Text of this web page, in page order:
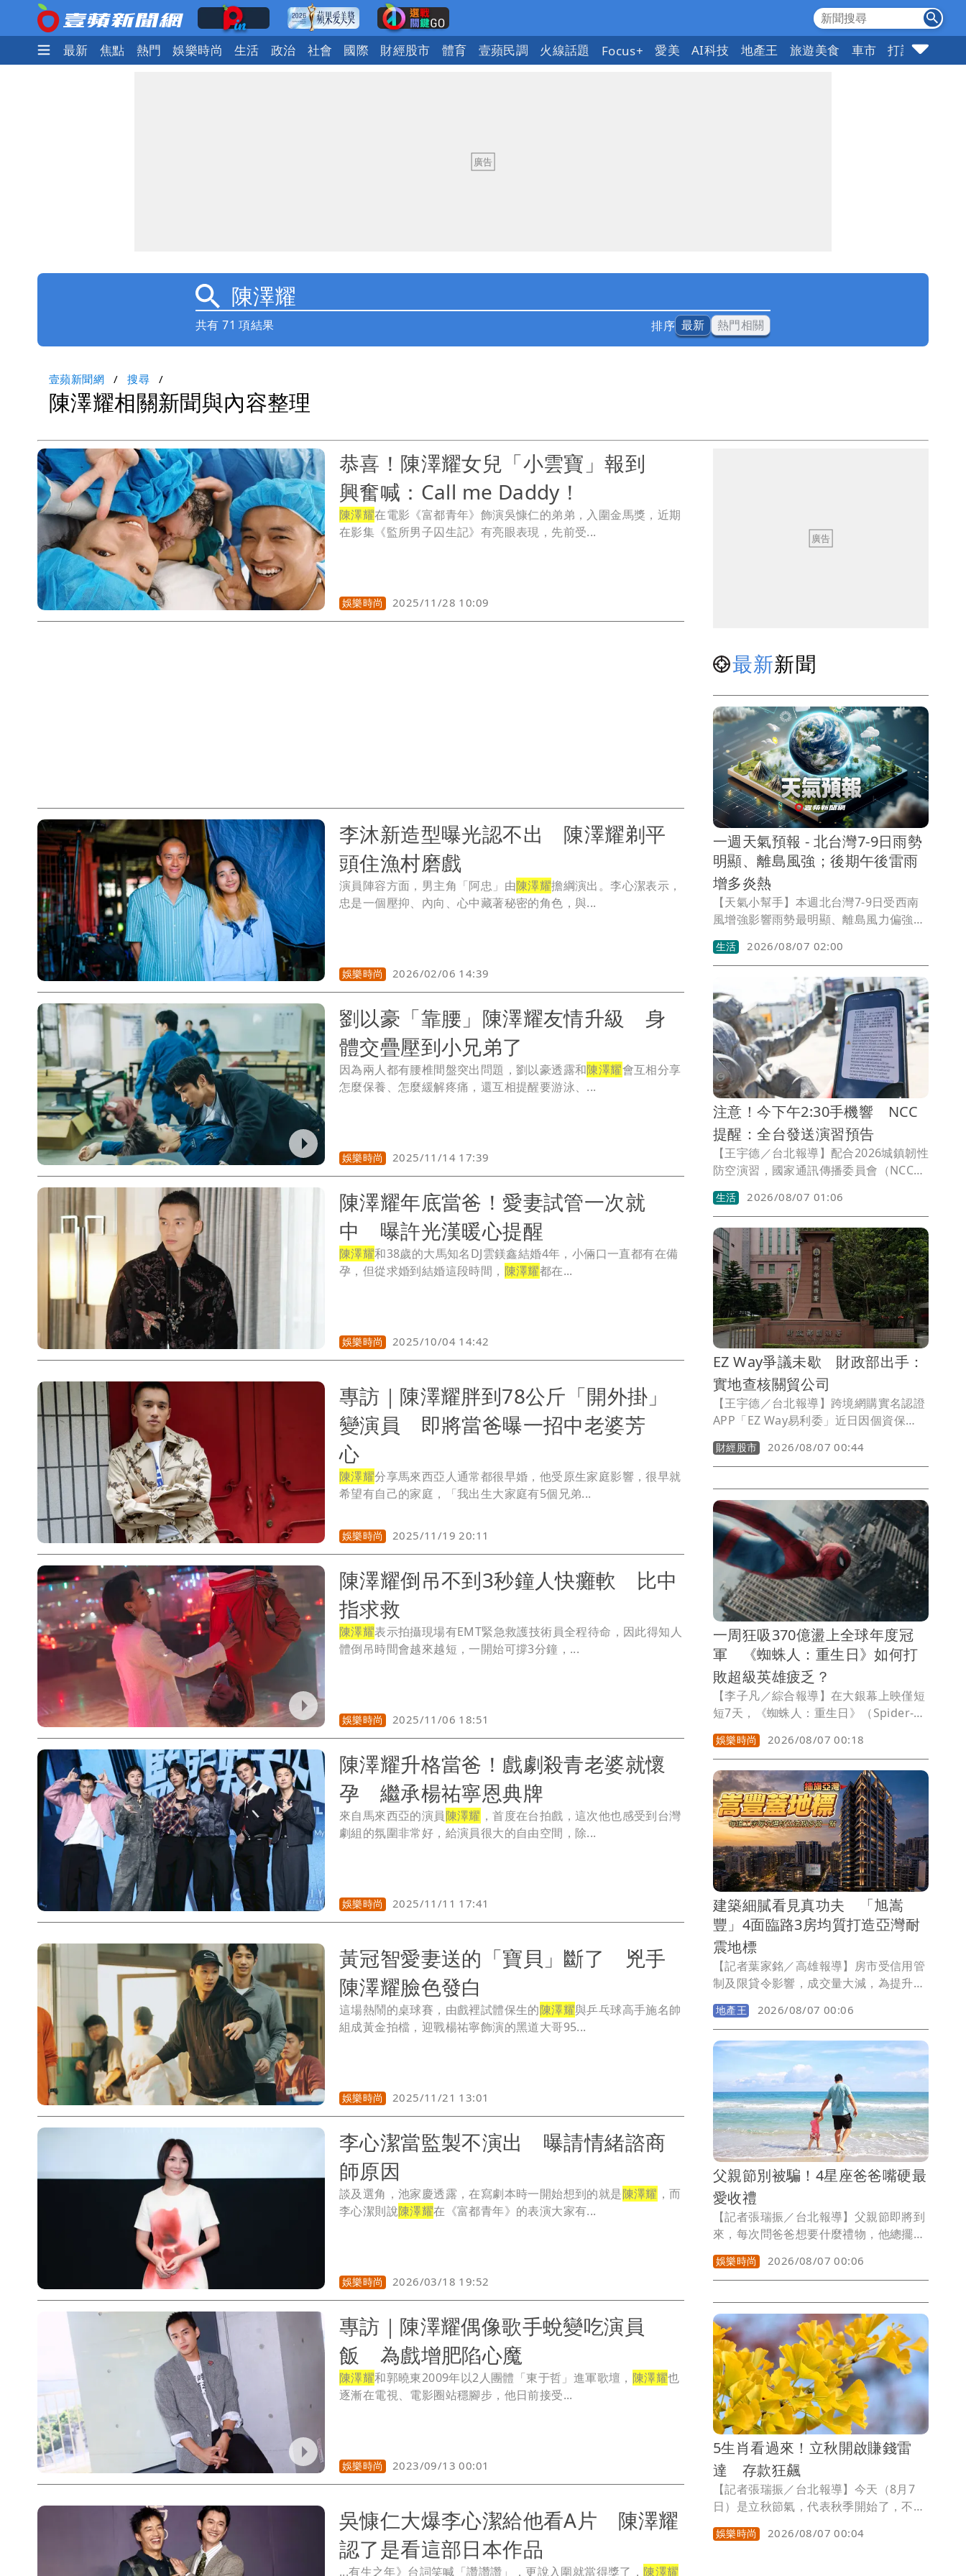
最新 焦點 熱門 娛樂時尚 生活 政治 社會 國際 財經股市 體育 壹蘋民調 火線話題 Focus+ 愛美 AI科技 地產王 旅遊美食 車市 打詐 指標企
共有 71 項結果 排序 最新 熱門相關
壹蘋新聞網 搜尋
陳澤耀相關新聞與內容整理
恭喜！陳澤耀女兒「小雲寶」報到
興奮喊：Call me Daddy！
陳澤耀在電影《富都青年》飾演吳慷仁的弟弟，入圍金馬獎，近期
在影集《監所男子囚生記》有亮眼表現，先前受...
娛樂時尚 2025/11/28 10:09
李沐新造型曝光認不出 陳澤耀剃平
頭住漁村磨戲
演員陣容方面，男主角「阿忠」由陳澤耀擔綱演出。李心潔表示，
忠是一個壓抑、內向、心中藏著秘密的角色，與...
娛樂時尚 2026/02/06 14:39
劉以豪「靠腰」陳澤耀友情升級 身
體交疊壓到小兄弟了
因為兩人都有腰椎間盤突出問題，劉以豪透露和陳澤耀會互相分享
怎麼保養、怎麼緩解疼痛，還互相提醒要游泳、...
娛樂時尚 2025/11/14 17:39
陳澤耀年底當爸！愛妻試管一次就
中 曝許光漢暖心提醒
陳澤耀和38歲的大馬知名DJ雲鎂鑫結婚4年，小倆口一直都有在備
孕，但從求婚到結婚這段時間， 陳澤耀都在...
娛樂時尚 2025/10/04 14:42
專訪｜陳澤耀胖到78公斤「開外掛」
變演員 即將當爸曝一招中老婆芳
心
陳澤耀分享馬來西亞人通常都很早婚，他受原生家庭影響，很早就
希望有自己的家庭，「我出生大家庭有5個兄弟...
娛樂時尚 2025/11/19 20:11
陳澤耀倒吊不到3秒鐘人快癱軟 比中
指求救
陳澤耀表示拍攝現場有EMT緊急救護技術員全程待命，因此得知人
體倒吊時間會越來越短，一開始可撐3分鐘，...
娛樂時尚 2025/11/06 18:51
陳澤耀升格當爸！戲劇殺青老婆就懷
孕 繼承楊祐寧恩典牌
來自馬來西亞的演員陳澤耀 ，首度在台拍戲，這次他也感受到台灣
劇組的氛圍非常好，給演員很大的自由空間，除...
娛樂時尚 2025/11/11 17:41
黃冠智愛妻送的「寶貝」斷了 兇手
陳澤耀臉色發白
這場熱鬧的桌球賽，由戲裡試體保生的陳澤耀與乒乓球高手施名帥
組成黃金拍檔，迎戰楊祐寧飾演的黑道大哥95...
娛樂時尚 2025/11/21 13:01
李心潔當監製不演出 曝請情緒諮商
師原因
談及選角，池家慶透露，在寫劇本時一開始想到的就是陳澤耀 ，而
李心潔則說陳澤耀在《富都青年》的表演大家有...
娛樂時尚 2026/03/18 19:52
專訪｜陳澤耀偶像歌手蛻變吃演員
飯 為戲增肥陷心魔
陳澤耀和郭曉東2009年以2人團體「東于哲」進軍歌壇， 陳澤耀也
逐漸在電視、電影圈站穩腳步，他日前接受...
娛樂時尚 2023/09/13 00:01
吳慷仁大爆李心潔給他看A片 陳澤耀
認了是看這部日本作品
...有生之年》台詞笑喊「讚讚讚」，更說入圍就當得獎了， 陳澤耀
最新新聞
一週天氣預報 - 北台灣7-9日雨勢
明顯、離島風強；後期午後雷雨
增多炎熱
【天氣小幫手】本週北台灣7-9日受西南
風增強影響雨勢最明顯、離島風力偏強，
後期各地午後雷雨趨增且悶熱炎熱
生活 2026/08/07 02:00
注意！今下午2:30手機響 NCC
提醒：全台發送演習預告
【王宇德／台北報導】配合2026城鎮韌性
防空演習，國家通訊傳播委員會（NCC）
今（7）日下午2時30分將透過災防告警細
胞廣播（CBS），向全台手機發送「行動
網路降速演練」預告訊息，提醒民眾收到
警示不用驚慌。此次演習首度納入行動網
路降速測試，中部地區將於下週一8月10
日、北部地區下週四8月13日下午2時30
分至3時正式實施。
生活 2026/08/07 01:06
EZ Way爭議未歇 財政部出手：
實地查核關貿公司
【王宇德／台北報導】跨境網購實名認證
APP「EZ Way易利委」近日因個資保
護、營運模式及收費機制引發爭議。財政
部關務署表示，關貿網路公司依法可自行
建置EZ Way提供線上委任服務，無須海
關授權或簽訂營運契約。不過，針對外界
關切的個資安全，關務署將要求關貿公司
提出個資保護措施，並辦理實地查核；至
於官方委託經營及統一收費等建議，也將
於3個月內完成檢討報告。
財經股市 2026/08/07 00:44
一周狂吸370億盪上全球年度冠
軍 《蜘蛛人：重生日》如何打
敗超級英雄疲乏？
【李子凡／綜合報導】在大銀幕上映僅短
短7天，《蜘蛛人：重生日》（Spider-
Man: Brand New Day）便超越《玩具總
動員5》，以11.55億美元(約371億元台
幣)全球票房登上今年年度冠軍，也替近
年陷入低潮的超級英雄電影市場注入一劑
強心針。
娛樂時尚 2026/08/07 00:18
建築細膩看見真功夫 「旭嵩
豐」4面臨路3房均質打造亞灣耐
震地標
【記者葉家銘／高雄報導】房市受信用管
制及限貸令影響，成交量大減，為提升買
氣，市場充斥著琳琅滿目行銷手法，然而
對購屋族而言，買房非買菜，如何將預算
放在對的標的物，地段是否具獨特性，產
品力能否保值抗跌，更重要的建商品牌能
否禁得起時間淬鍊，才是購屋依據。在高
雄建商中主打「量少質精」嵩豐建設，延
續過去推案特點，首跨南高雄就選在亞灣
「萬家福量販光華店」旁，推出大樓成屋
案「旭嵩豐」，基地4面臨路，單層4戶均
邊間，九宮格結構搭配日本住友制震，戶
數單純、最適規模、頂規建材，購屋一次
到位。
地產王 2026/08/07 00:06
父親節別被騙！4星座爸爸嘴硬最
愛收禮
【記者張瑞振／台北報導】父親節即將到
來，每次問爸爸想要什麼禮物，他總擺著
手說千萬別破費，但要是真的兩手空空回
家，過幾天絕對會發現他臉臭得像苦瓜，
許多爸爸表面裝作毫不在乎，心底卻超級
期待孩子準備的驚喜，小孟塔羅雲蔚老師
揭露以下4個星座爸爸，嘴硬程度無人能
及，內心戲更是多到可以拿奧斯卡獎，今
年千萬別再被他們假裝大氣的台詞騙啦。
娛樂時尚 2026/08/07 00:06
5生肖看過來！立秋開啟賺錢雷
達 存款狂飆
【記者張瑞振／台北報導】今天（8月7
日）是立秋節氣，代表秋季開始了，不
過，因台灣氣候依然炎熱，常有「秋老
虎」的現象，後續天氣才會漸漸轉涼，而
娛樂時尚 2026/08/07 00:04